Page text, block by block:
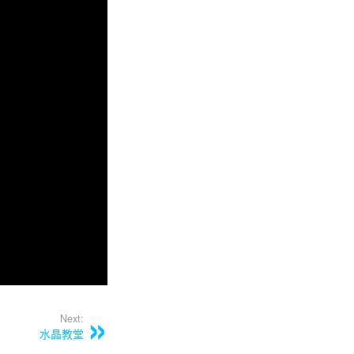
Next:
水晶教堂